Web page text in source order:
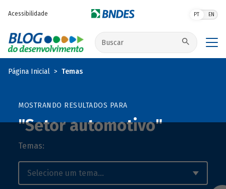
Acessibilidade PT EN
Buscar no site
Página Inicial Temas
MOSTRANDO RESULTADOS PARA
"Setor automotivo"
Temas: